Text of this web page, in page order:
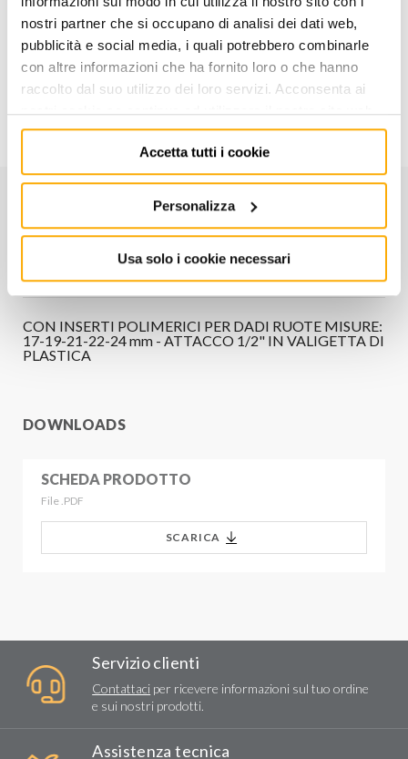
nostri partner che si occupano di analisi dei dati web,
pubblicità e social media, i quali potrebbero combinarle
con altre informazioni che ha fornito loro o che hanno
raccolto dal suo utilizzo dei loro servizi. Acconsenta ai
nostri cookie se continua ad utilizzare il nostro sito web.
Accetta tutti i cookie
Personalizza
Usa solo i cookie necessari
Aggiungi alla lista dei
Condividi
Informazioni utili
CARATTERISTICHE
CON INSERTI POLIMERICI PER DADI RUOTE MISURE:
17-19-21-22-24 mm - ATTACCO 1/2" IN VALIGETTA DI
PLASTICA
DOWNLOADS
SCHEDA PRODOTTO
File .PDF
SCARICA
Servizio clienti
Contattaci per ricevere informazioni sul tuo ordine
e sui nostri prodotti.
Assistenza tecnica